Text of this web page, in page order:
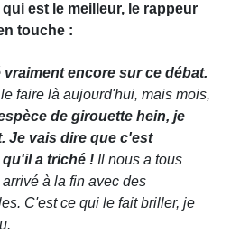
est le meilleur, le rappeur
touche :
vraiment encore sur ce débat.
faire là aujourd'hui, mais mois,
de girouette hein, je
Je vais dire que c'est
a triché ! Il nous a tous
à la fin avec des
C'est ce qui le fait briller, je